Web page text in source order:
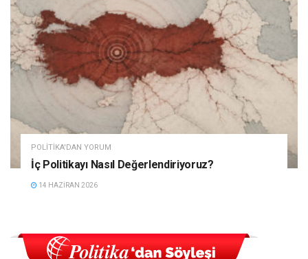
POLITIKA'DAN YORUM
İç Politikayı Nasıl Değerlendiriyoruz?
14 HAZIRAN 2026